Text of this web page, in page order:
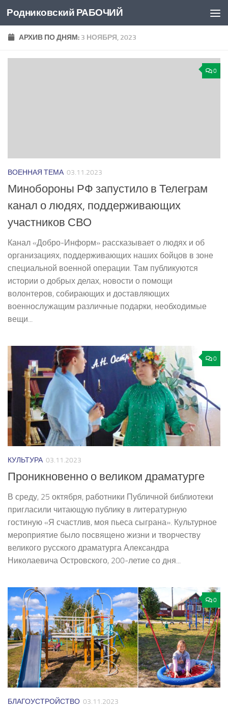
Перейти к содержимому
Родниковский РАБОЧИЙ
АРХИВ ПО ДНЯМ: 3 НОЯБРЯ, 2023
0
ВОЕННАЯ ТЕМА 03.11.2023
Минобороны РФ запустило в Телеграм
канал о людях, поддерживающих
участников СВО
Канал «Добро-Информ» рассказывает о людях и об
организациях, поддерживающих наших бойцов в зоне
специальной военной операции. Там публикуются
истории о добрых делах, новости о помощи
волонтеров, собирающих и доставляющих
военнослужащим различные подарки, необходимые
вещи...
0
КУЛЬТУРА 03.11.2023
Проникновенно о великом драматурге
В среду, 25 октября, работники Публичной библиотеки
пригласили читающую публику в литературную
гостиную «Я счастлив, моя пьеса сыграна». Культурное
мероприятие было посвящено жизни и творчеству
великого русского драматурга Александра
Николаевича Островского, 200­-летие со дня...
0
БЛАГОУСТРОЙСТВО 03.11.2023